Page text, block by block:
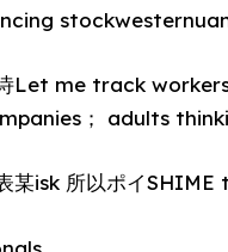
Let me track
； adults
某isk 所以ポイ